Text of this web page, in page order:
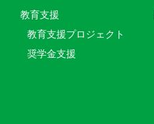
教育⽀援
教育⽀援プロジェクト
奨学金支援